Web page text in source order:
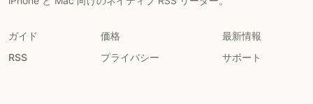
ガイド 価格
最新情報
RSS
プライバシー サポート